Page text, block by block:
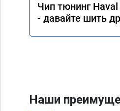
Чип тюнинг
- давайте шить
Наши